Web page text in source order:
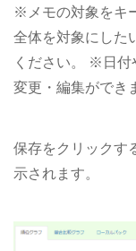
※メモの対象をキ
全体を対象にした
ください。
※日付
変更・編集ができ
保存をクリックす
示されます。